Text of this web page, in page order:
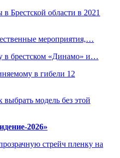
Брестской области в 2021
мероприятия,…
в брестском «Динамо» и…
в гибели 12
модель без этой
2026»
стрейч пленку на